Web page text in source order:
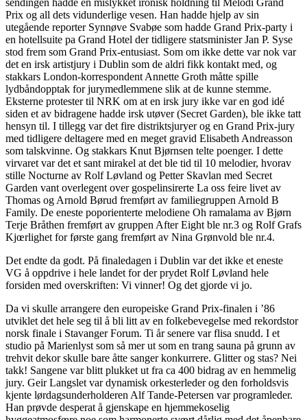
Prix og all dets vidunderlige vesen. Han hadde hjelp av sin
utegående reporter Synnøve Svabøe som hadde Grand Prix-party i
en hotellsuite pa Grand Hotel der tidligere statsminister Jan P. Syse
stod frem som Grand Prix-entusiast. Som om ikke dette var nok var
det en irsk artistjury i Dublin som de aldri fikk kontakt med, og
stakkars London-korrespondent Annette Groth måtte spille
lydbåndopptak for jurymedlemmene slik at de kunne stemme.
Eksterne protester til NRK om at en irsk jury ikke var en god idé
siden et av bidragene hadde irsk utøver (Secret Garden), ble ikke tatt
hensyn til. I tillegg var det fire distriktsjuryer og en Grand Prix-jury
med tidligere deltagere med en meget gravid Elisabeth Andreasson
som talskvinne. Og stakkars Knut Bjørnsen telte poenger. I dette
virvaret var det et sant mirakel at det ble tid til 10 melodier, hvorav
stille Nocturne av Rolf Løvland og Petter Skavlan med Secret
Garden vant overlegent over gospelinsirerte La oss feire livet av
Thomas og Arnold Børud fremført av familiegruppen Arnold B
Family. De eneste poporienterte melodiene Oh ramalama av Bjørn
Terje Bråthen fremført av gruppen After Eight ble nr.3 og Rolf Grafs
Kjœrlighet for første gang fremført av Nina Grønvold ble nr.4.
Det endte da godt. På finaledagen i Dublin var det ikke et eneste
VG å oppdrive i hele landet for der prydet Rolf Løvland hele
forsiden med overskriften: Vi vinner! Og det gjorde vi jo.
Da vi skulle arrangere den europeiske Grand Prix-finalen i ’86
utviklet det hele seg til å bli litt av en folkebevegelse med rekordstor
norsk finale i Stavanger Forum. Ti år senere var flisa snudd. I et
studio på Marienlyst som så mer ut som en trang sauna på grunn av
trehvit dekor skulle bare åtte sanger konkurrere. Glitter og stas? Nei
takk! Sangene var blitt plukket ut fra ca 400 bidrag av en hemmelig
jury. Geir Langslet var dynamisk orkesterleder og den forholdsvis
kjente lørdagsunderholderen Alf Tande-Petersen var programleder.
Han prøvde desperat å gjenskape en hjemmekoselig